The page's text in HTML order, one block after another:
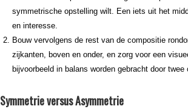
symmetrische opstelling wilt. Een iets uit het
en interesse.
Bouw vervolgens de rest van de compositie
zijkanten, boven en onder, en zorg voor een
bijvoorbeeld in balans worden gebracht door
Symmetrie versus Asymmetrie